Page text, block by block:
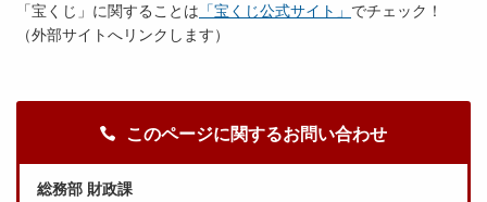
「宝くじ」に関することは 「宝くじ公式サイト」 でチェック！
（外部サイトへリンクします）
このページに関するお問い合わせ
総務部 財政課